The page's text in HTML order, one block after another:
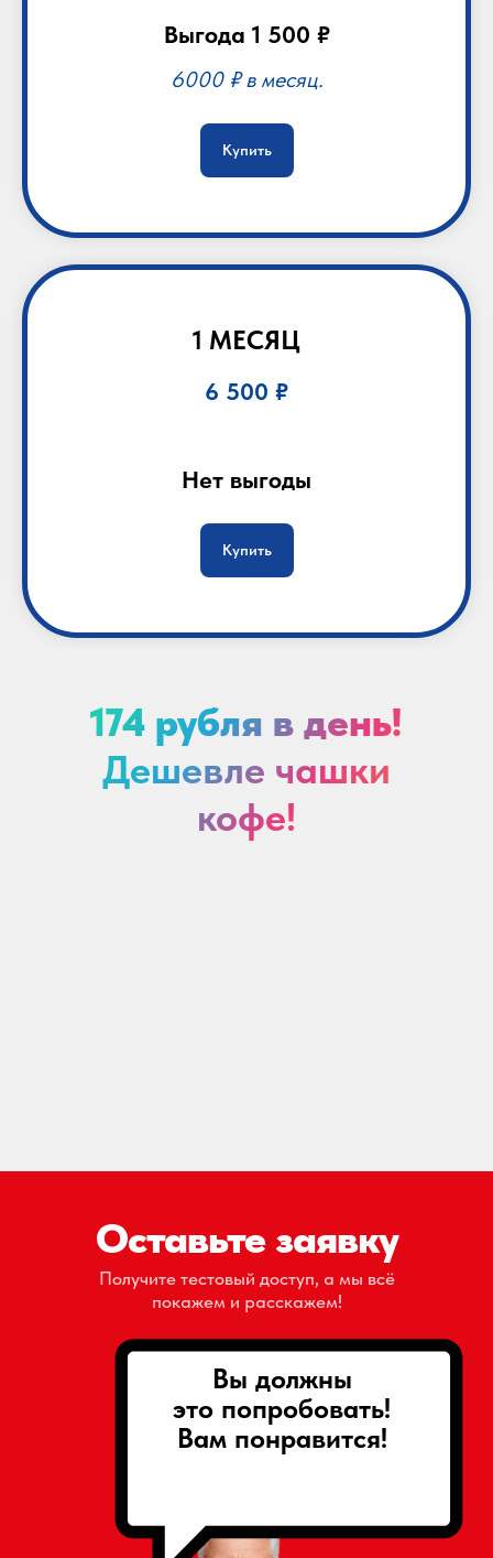
Выгода 1 500 ₽
6000 ₽ в месяц.
Купить
1 МЕСЯЦ
6 500 ₽
Нет выгоды
Купить
174 рубля в день!
Дешевле чашки
кофе!
Оставьте заявку
Получите тестовый доступ, а мы всё
покажем и расскажем!
Вы должны
это попробовать!
Вам понравится!